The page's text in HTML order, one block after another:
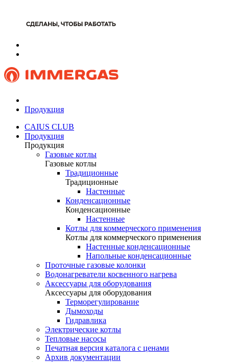
Продукция
CAIUS CLUB
Продукция
Продукция
Газовые котлы
Газовые котлы
Традиционные
Традиционные
Настенные
Конденсационные
Конденсационные
Настенные
Котлы для коммерческого применения
Котлы для коммерческого применения
Настенные конденсационные
Напольные конденсационные
Проточные газовые колонки
Водонагреватели косвенного нагрева
Аксессуары для оборудования
Аксессуары для оборудования
Терморегулирование
Дымоходы
Гидравлика
Электрические котлы
Тепловые насосы
Печатная версия каталога с ценами
Архив документации